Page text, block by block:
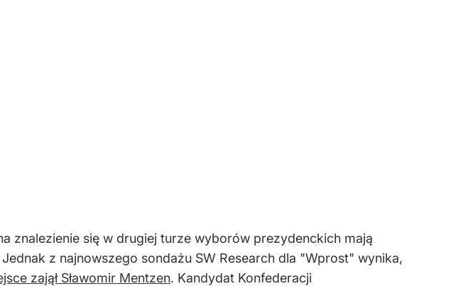
znalezienie się w drugiej turze wyborów prezydenckich mają
z najnowszego sondażu SW Research dla "Wprost" wynika,
zajął Sławomir Mentzen. Kandydat Konfederacji